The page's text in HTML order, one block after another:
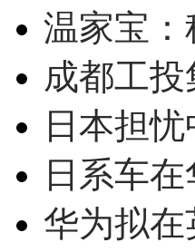
温家宝
成都工
日本担
日系车
华为拟在